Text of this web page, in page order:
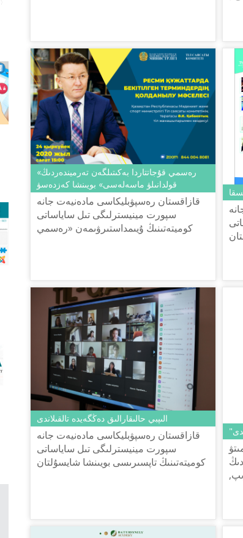
«رەسمي قۇجاتتاردا بەكىتىلگەن تەرميندەردىڭ
قولدانىلۋ ماسەلەسى» بويىنشا كەزدەسۋ
قازاقستان رەسپۋبليكاسى مادەنيەت جانە
سپورت مينيسترلىگى تىل ساياساتى
كوميتەتىنىڭ ۇيىمداستىرۋىمەن «رەسمي
الىپبي حالىقارالىق دەڭگەيدە تالقىلاندى
قازاقستان رەسپۋبليكاسى مادەنيەت جانە
سپورت مينيسترلىگى تىل ساياساتى
كوميتەتىنىڭ تاپسىرىسى بويىنشا شايسۇلتان